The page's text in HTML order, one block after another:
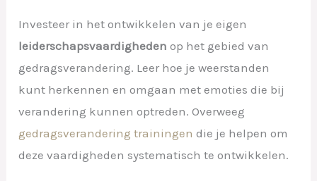
Investeer in het ontwikkelen van je eigen
leiderschapsvaardigheden op het gebied van
gedragsverandering. Leer hoe je weerstanden
kunt herkennen en omgaan met emoties die bij
verandering kunnen optreden. Overweeg
gedragsverandering trainingen die je helpen om
deze vaardigheden systematisch te ontwikkelen.